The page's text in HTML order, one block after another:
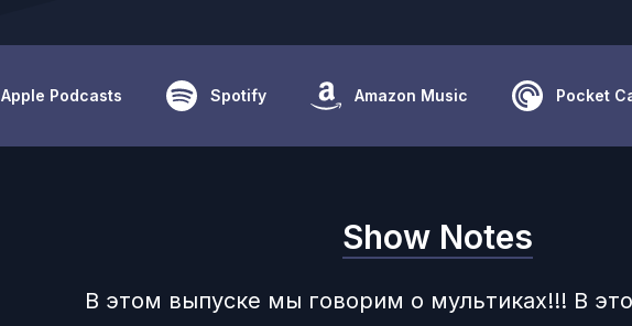
Apple Podcasts Spotify Amazon Music Pocket
Show Notes
В этом выпуске мы говорим о мультиках!!! В